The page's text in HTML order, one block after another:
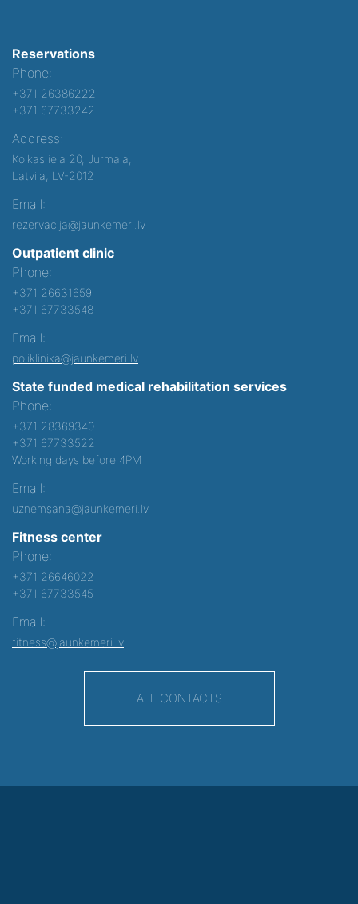
Reservations
Phone:
+371 26386222
+371 67733242
Address:
Kolkas iela 20, Jurmala,
Latvija, LV-2012
Email:
rezervacija@jaunkemeri.lv
Outpatient clinic
Phone:
+371 26631659
+371 67733548
Email:
poliklinika@jaunkemeri.lv
State funded medical rehabilitation services
Phone:
+371 28369340
+371 67733522
Working days before 4PM
Email:
uznemsana@jaunkemeri.lv
Fitness center
Phone:
+371 26646022
+371 67733545
Email:
fitness@jaunkemeri.lv
ALL CONTACTS